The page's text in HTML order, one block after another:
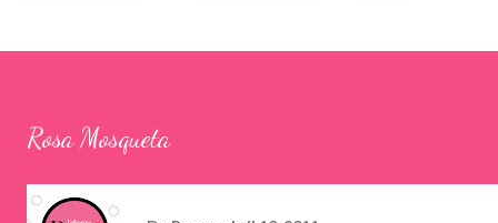
Rosa Mosqueta